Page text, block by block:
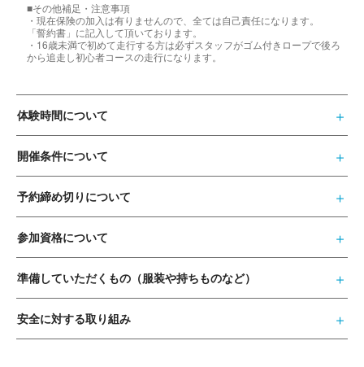
■その他補足・注意事項
・現在保険の加入は有りませんので、全ては自己責任になります。
「誓約書」に記入して頂いております。
・16歳未満で初めて走行する方は必ずスタッフがゴム付きロープで後ろ
から追走し初心者コースの走行になります。
体験時間について
開催条件について
予約締め切りについて
参加資格について
準備していただくもの（服装や持ちものなど）
安全に対する取り組み